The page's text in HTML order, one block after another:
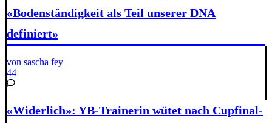
«Bodenständigkeit als Teil unserer DNA
definiert»
von sascha fey
44
«Widerlich»: YB-Trainerin wütet nach Cupfinal-